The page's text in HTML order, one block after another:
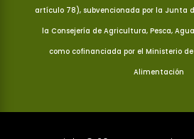
artículo 78), subvencionada por la Junta
la Consejería de Agricultura, Pesca,
como cofinanciada por el Ministerio
Alimentación